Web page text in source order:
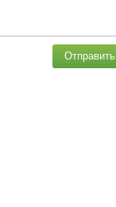
Отправить